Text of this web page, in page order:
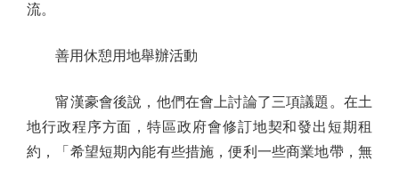
流。
善用休憩用地舉辦活動
甯漢豪會後說，他們在會上討論了三項議題。在土
地行政程序方面，特區政府會修訂地契和發出短期租
約，「希望短期內能有些措施，便利一些商業地帶，無